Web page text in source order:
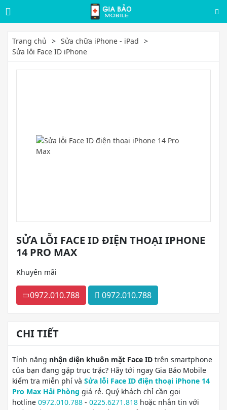
Trang chủ
Sửa chữa iPhone - iPad
Sửa lỗi Face ID iPhone
SỬA LỖI FACE ID ĐIỆN THOẠI IPHONE
14 PRO MAX
Khuyến mãi
0972.010.788 0972.010.788
CHI TIẾT
Tính năng nhận diện khuôn mặt Face ID trên smartphone
của bạn đang gặp trục trặc? Hãy tới ngay Gia Bảo Mobile
kiểm tra miễn phí và Sửa lỗi Face ID điện thoại iPhone 14
Pro Max Hải Phòng giá rẻ. Quý khách chỉ cần gọi
hotline 0972.010.788 - 0225.6271.818 hoặc nhắn tin với